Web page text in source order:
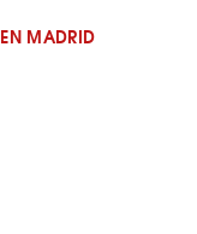
EN MADRID